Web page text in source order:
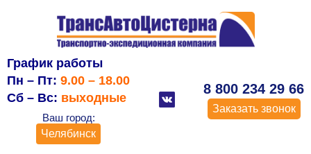
График работы
Пн – Пт: 9.00 – 18.00
Сб – Вс: выходные
Ваш город:
Челябинск
8 800 234 29 66
Заказать звонок